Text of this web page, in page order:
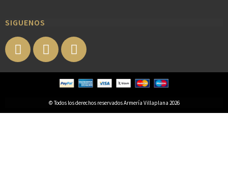
SIGUENOS
© Todos los derechos reservados Armería Villaplana 2026